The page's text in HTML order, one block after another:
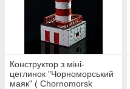
Конструктор з міні-
цеглинок "Чорноморський
маяк" ( Chornomorsk